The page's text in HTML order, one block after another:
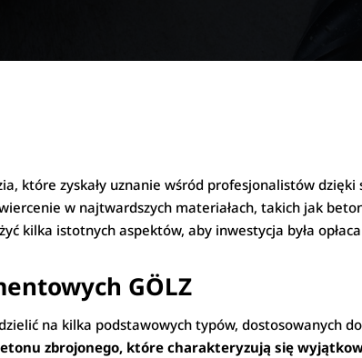
które zyskały uznanie wśród profesjonalistów
w najtwardszych materiałach, takich jak
kilka istotnych aspektów, aby inwestycja była
GÖLZ
na kilka podstawowych typów, dostosowanych
zbrojonego, które charakteryzują się